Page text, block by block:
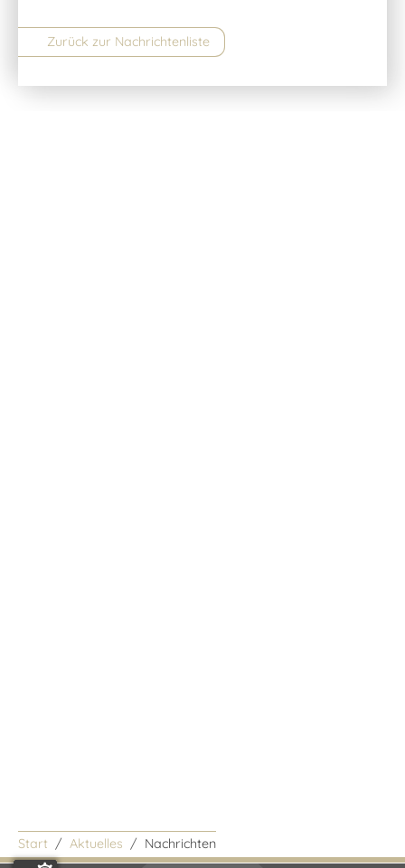
Zurück zur Nachrichtenliste
Start Aktuelles Nachrichten